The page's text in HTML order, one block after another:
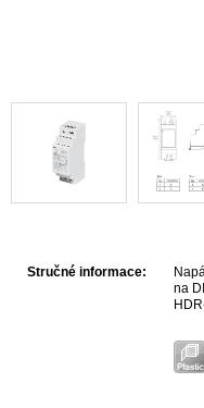
Stručné informace:
na